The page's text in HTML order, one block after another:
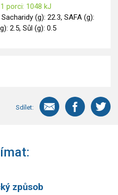
porci: 1048 kJ
(g): 22.3, SAFA (g):
2.5, Sůl (g): 0.5
Sdílet:
způsob